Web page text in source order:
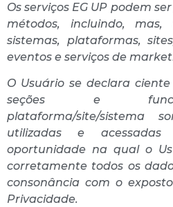
Os serviços EG UP podem
métodos, incluindo,
sistemas, plataformas,
eventos e serviços de
O Usuário se declara
seções e
plataforma/site/sistema
utilizadas e acessadas
oportunidade na qual o
corretamente todos os
consonância com o
Privacidade.